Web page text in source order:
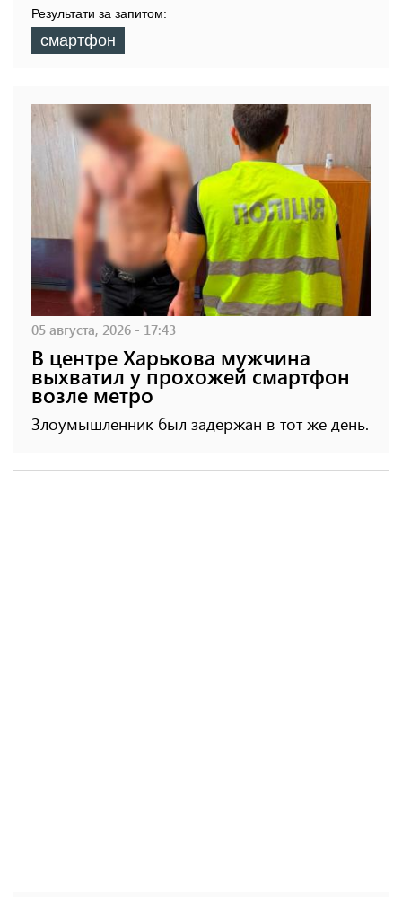
Результати за запитом:
смартфон
05 августа, 2026 - 17:43
В центре Харькова мужчина
выхватил у прохожей смартфон
возле метро
Злоумышленник был задержан в тот же день.